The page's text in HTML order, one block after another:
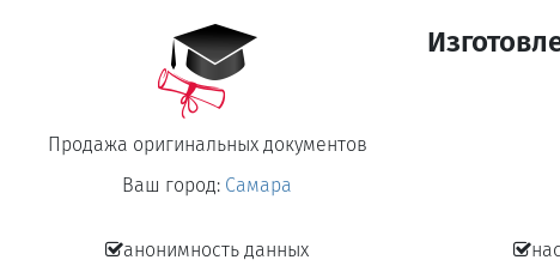
Продажа оригинальных документов
Ваш город: Самара
анонимность данных